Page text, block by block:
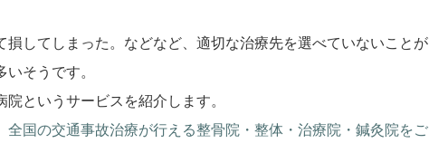
損してしまった。などなど、適切な治療先を選べていないことが
そうです。
院というサービスを紹介します。
全国の交通事故治療が行える整骨院・整体・治療院・鍼灸院をご